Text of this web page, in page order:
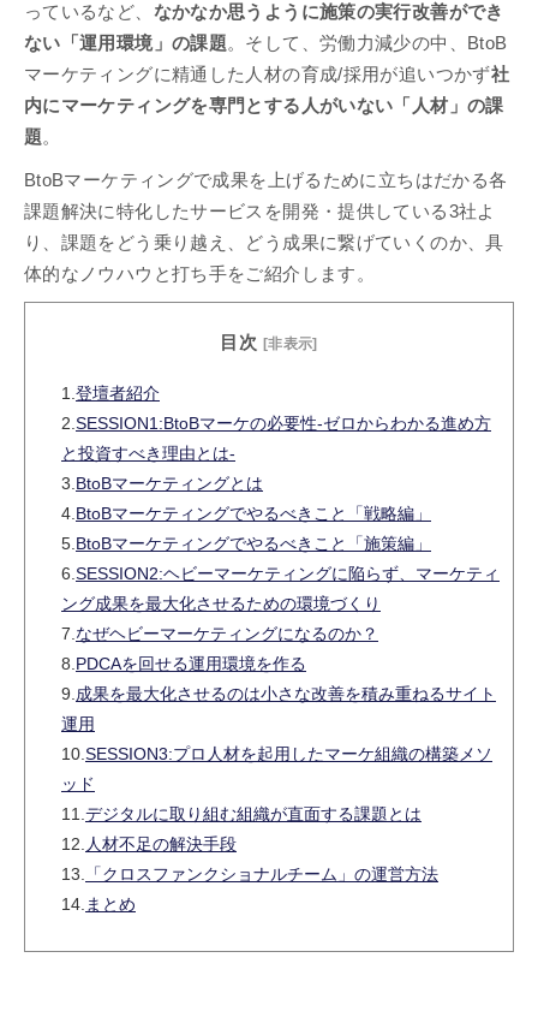
っているなど、 なかなか思うように施策の実行改善ができ
ない「運用環境」の課題。そして、労働力減少の中、BtoB
マーケティングに精通した人材の育成/採用が追いつかず社
内にマーケティングを専門とする人がいない「人材」の課
題。
BtoBマーケティングで成果を上げるために立ちはだかる各
課題解決に特化したサービスを開発・提供している3社よ
り、課題をどう乗り越え、どう成果に繋げていくのか、具
体的なノウハウと打ち手をご紹介します。
目次 [非表示]
1. 登壇者紹介
2. SESSION1:BtoBマーケの必要性-ゼロからわかる進め方
と投資すべき理由とは-
3. BtoBマーケティングとは
4. BtoBマーケティングでやるべきこと「戦略編」
5. BtoBマーケティングでやるべきこと「施策編」
6. SESSION2:ヘビーマーケティングに陥らず、マーケティ
ング成果を最大化させるための環境づくり
7. なぜヘビーマーケティングになるのか？
8. PDCAを回せる運用環境を作る
9. 成果を最大化させるのは小さな改善を積み重ねるサイト
運用
10. SESSION3:プロ人材を起用したマーケ組織の構築メソ
ッド
11. デジタルに取り組む組織が直⾯する課題とは
12. ⼈材不⾜の解決⼿段
13.
「クロスファンクショナルチーム」の運営方法
14. まとめ